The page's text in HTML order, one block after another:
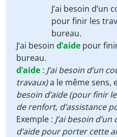
J’ai besoin d’un
pour finir les
bureau.
J’ai besoin d’aide pour
bureau.
d’aide : J’ai besoin d’un
travaux)a le même sens,
besoin d’aide (pour finir
de renfort, d’assistance
Exemple : J’ai besoin
d’aide pour porter cette